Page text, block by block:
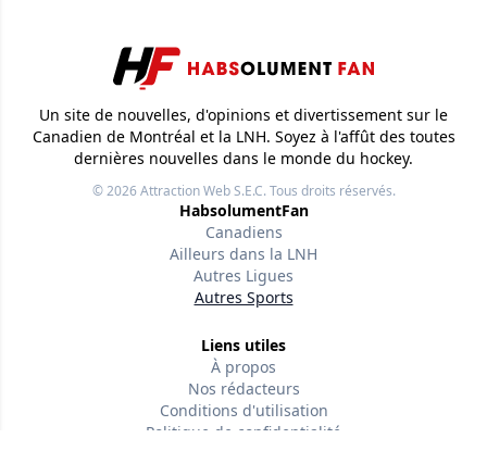
Un site de nouvelles, d'opinions et divertissement sur le
Canadien de Montréal et la LNH. Soyez à l'affût des toutes
dernières nouvelles dans le monde du hockey.
© 2026Attraction Web S.E.C.Tous droits réservés.
HabsolumentFan
Canadiens
Ailleurs dans la LNH
Autres Ligues
Autres Sports
Liens utiles
À propos
Nos rédacteurs
Conditions d'utilisation
Politique de confidentialité